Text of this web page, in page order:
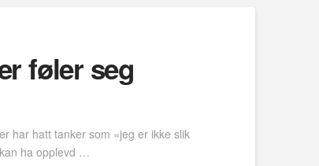
føler seg
har hatt tanker som «jeg er ikke slik
ha opplevd …